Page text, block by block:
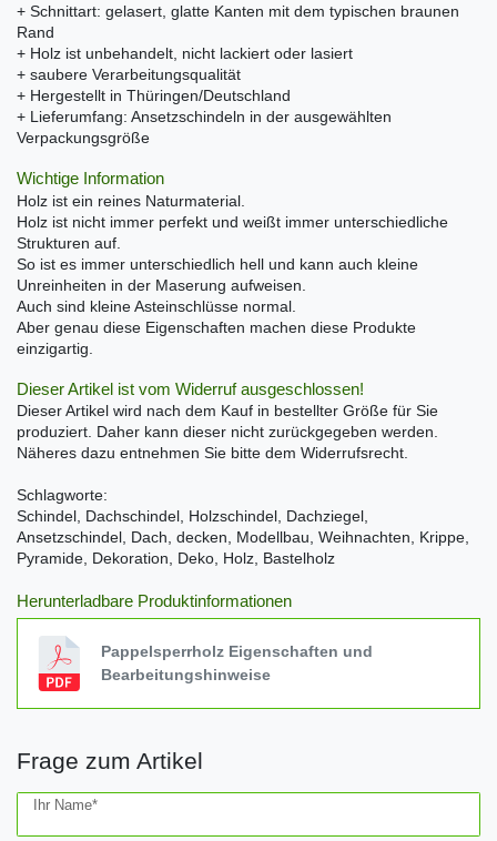
+ Schnittart: gelasert, glatte Kanten mit dem typischen braunen
Rand
+ Holz ist unbehandelt, nicht lackiert oder lasiert
+ saubere Verarbeitungsqualität
+ Hergestellt in Thüringen/Deutschland
+ Lieferumfang: Ansetzschindeln in der ausgewählten
Verpackungsgröße
Wichtige Information
Holz ist ein reines Naturmaterial.
Holz ist nicht immer perfekt und weißt immer unterschiedliche
Strukturen auf.
So ist es immer unterschiedlich hell und kann auch kleine
Unreinheiten in der Maserung aufweisen.
Auch sind kleine Asteinschlüsse normal.
Aber genau diese Eigenschaften machen diese Produkte
einzigartig.
Dieser Artikel ist vom Widerruf ausgeschlossen!
Dieser Artikel wird nach dem Kauf in bestellter Größe für Sie
produziert. Daher kann dieser nicht zurückgegeben werden.
Näheres dazu entnehmen Sie bitte dem Widerrufsrecht.
Schlagworte:
Schindel, Dachschindel, Holzschindel, Dachziegel,
Ansetzschindel, Dach, decken, Modellbau, Weihnachten, Krippe,
Pyramide, Dekoration, Deko, Holz, Bastelholz
Herunterladbare Produktinformationen
Pappelsperrholz Eigenschaften und
Bearbeitungshinweise
Frage zum Artikel
Ihr Name*
Ceres::Template.mailFormHoneypotLabel